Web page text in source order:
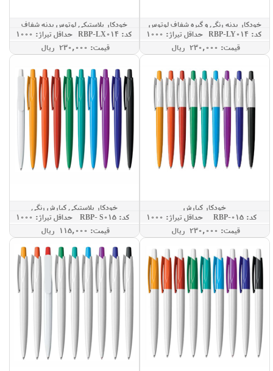
خودکار بدنه رنگی و گیره شفاف لوتوس
کد: RBP-LY014
حداقل تيراژ: 1000
قيمت: 230,000 ريال
خودکار پلاستیکی لوتوس بدنه شفاف
کد: RBP-LX014
حداقل تيراژ: 1000
قيمت: 230,000 ريال
خودکار کیارش
کد: RBP-015
حداقل تيراژ: 1000
قيمت: 230,000 ريال
خودکار پلاستیکی کیارش رنگی
کد: RBP- S015
حداقل تيراژ: 1000
قيمت: 115,000 ريال